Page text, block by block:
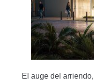
El auge del